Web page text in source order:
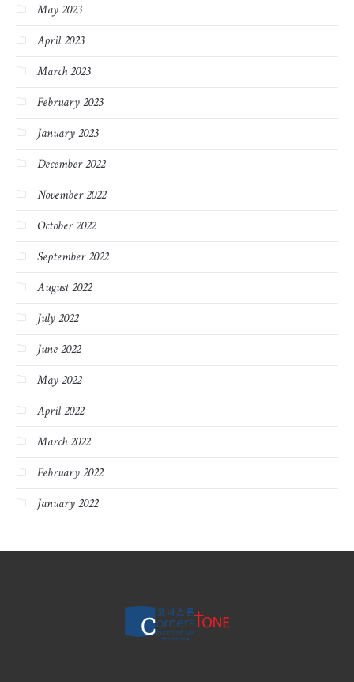
May 2023
April 2023
March 2023
February 2023
January 2023
December 2022
November 2022
October 2022
September 2022
August 2022
July 2022
June 2022
May 2022
April 2022
March 2022
February 2022
January 2022